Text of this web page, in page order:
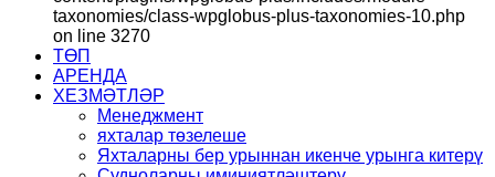
taxonomies/class-wpglobus-plus-taxonomies-10.php
on line 3270
ТӨП
АРЕНДА
ХЕЗМӘТЛӘР
Менеджмент
яхталар төзелеше
Яхталарны бер урыннан икенче урынга китерү